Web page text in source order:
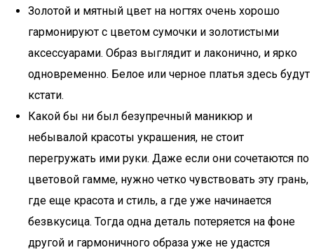
Золотой и мятный цвет на ногтях очень хорошо
гармонируют с цветом сумочки и золотистыми
аксессуарами. Образ выглядит и лаконично, и ярко
одновременно. Белое или черное платья здесь будут
кстати.
Какой бы ни был безупречный маникюр и
небывалой красоты украшения, не стоит
перегружать ими руки. Даже если они сочетаются по
цветовой гамме, нужно четко чувствовать эту грань,
где еще красота и стиль, а где уже начинается
безвкусица. Тогда одна деталь потеряется на фоне
другой и гармоничного образа уже не удастся